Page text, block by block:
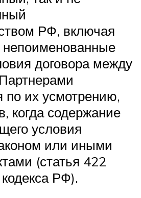
РФ, включая
договора между
по их усмотрению,
когда содержание
условия
или иными
(статья 422
РФ).